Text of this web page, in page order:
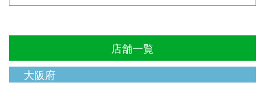
店舗一覧
大阪府